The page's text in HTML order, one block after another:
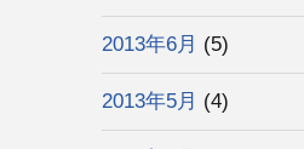
2013年6月 (5)
2013年5月 (4)